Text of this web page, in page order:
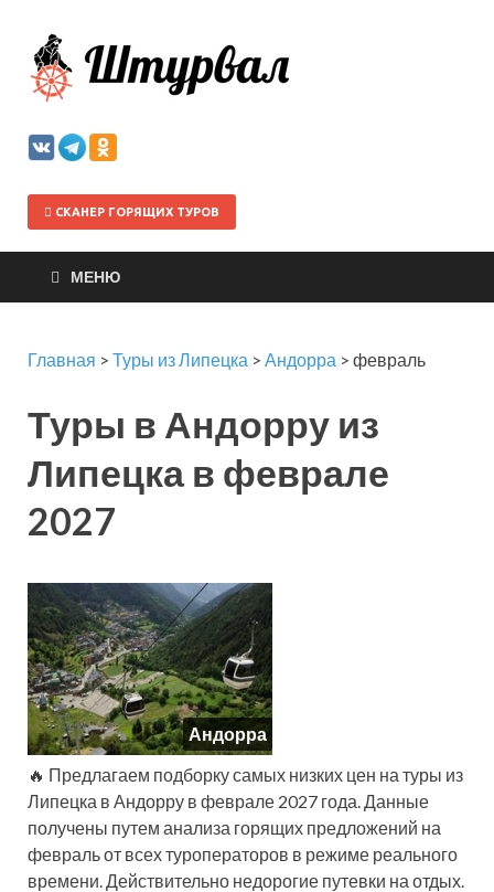
СКАНЕР ГОРЯЩИХ ТУРОВ
МЕНЮ
Главная > Туры из Липецка > Андорра > февраль
Туры в Андорру из
Липецка в феврале
2027
Андорра
🔥 Предлагаем подборку самых низких цен на туры из
Липецка в Андорру в феврале 2027 года. Данные
получены путем анализа горящих предложений на
февраль от всех туроператоров в режиме реального
времени. Действительно недорогие путевки на отдых.